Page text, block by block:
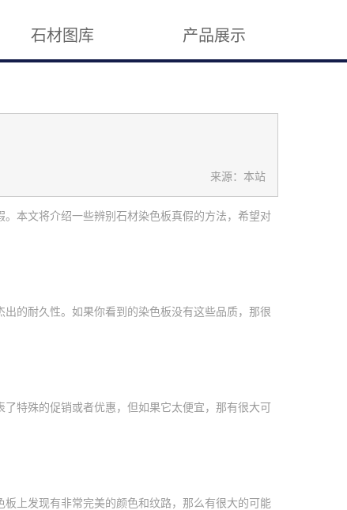
石材图库 产品展示
来源：本站
本文将介绍一些辨别石材染色板真假的方法，希望对
的耐久性。如果你看到的染色板没有这些品质，那很
特殊的促销或者优惠，但如果它太便宜，那有很大可
上发现有非常完美的颜色和纹路，那么有很大的可能